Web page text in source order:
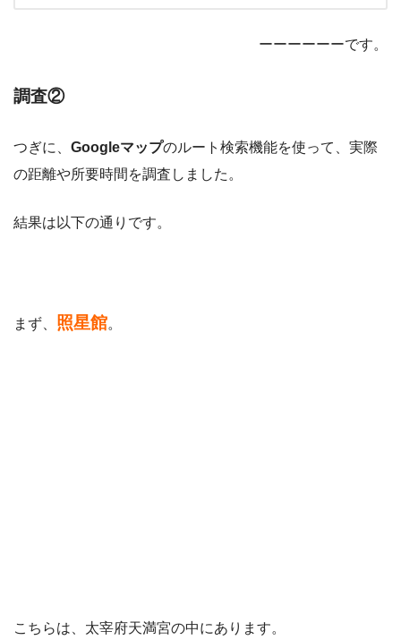
ーーーーーーです。
調査②
つぎに、 Googleマップのルート検索機能を使って、実際
の距離や所要時間を調査しました。
結果は以下の通りです。
まず、 照星館。
こちらは、太宰府天満宮の中にあります。